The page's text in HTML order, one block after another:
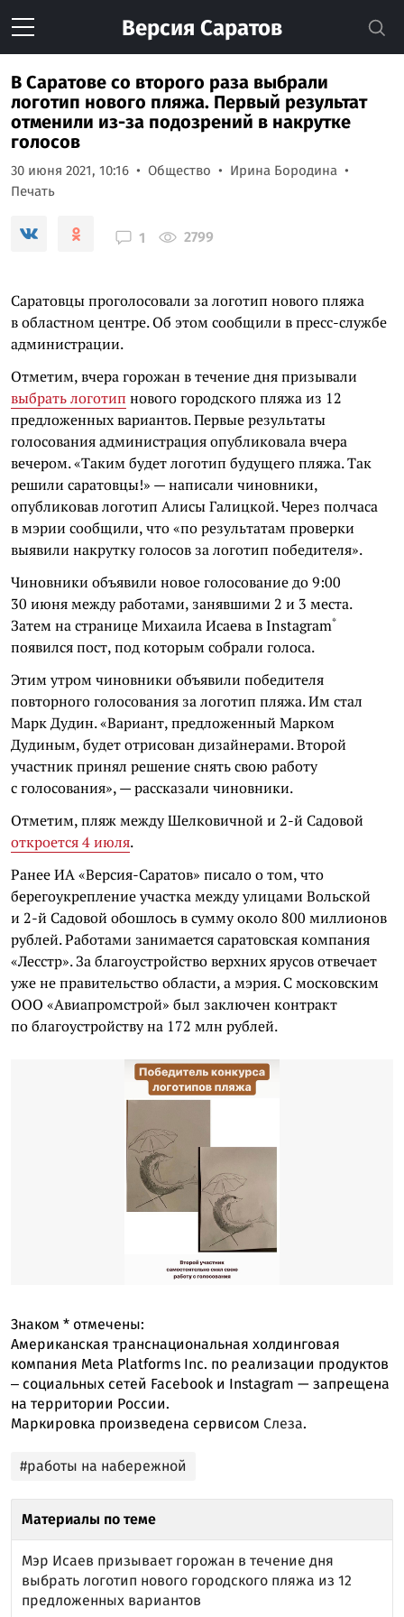
Версия Саратов
В Саратове со второго раза выбрали
логотип нового пляжа. Первый результат
отменили из-за подозрений в накрутке
голосов
30 июня 2021, 10:16 Общество
Ирина Бородина
Печать
1 2799
Саратовцы проголосовали за логотип нового пляжа
в областном центре. Об этом сообщили в пресс-службе
администрации.
Отметим, вчера горожан в течение дня призывали
выбрать логотип нового городского пляжа из 12
предложенных вариантов. Первые результаты
голосования администрация опубликовала вчера
вечером. «Таким будет логотип будущего пляжа. Так
решили саратовцы!» — написали чиновники,
опубликовав логотип Алисы Галицкой. Через полчаса
в мэрии сообщили, что «по результатам проверки
выявили накрутку голосов за логотип победителя».
Чиновники объявили новое голосование до 9:00
30 июня между работами, занявшими 2 и 3 места.
Затем на странице Михаила Исаева вInstagram*
появился пост, под которым собрали голоса.
Этим утром чиновники объявили победителя
повторного голосования за логотип пляжа. Им стал
Марк Дудин. «Вариант, предложенный Марком
Дудиным, будет отрисован дизайнерами. Второй
участник принял решение снять свою работу
с голосования», — рассказали чиновники.
Отметим, пляж между Шелковичной и 2-й Садовой
откроется 4 июля.
Ранее ИА «Версия-Саратов» писало о том, что
берегоукрепление участка между улицами Вольской
и 2-й Садовой обошлось в сумму около 800 миллионов
рублей. Работами занимается саратовская компания
«Лесстр». За благоустройство верхних ярусов отвечает
уже не правительство области, а мэрия. С московским
ООО «Авиапромстрой» был заключен контракт
по благоустройству на 172 млн рублей.
Знаком * отмечены:
Американская транснациональная холдинговая
компания Meta Platforms Inc. по реализации продуктов
‒ социальных сетей Facebook и Instagram — запрещена
на территории России.
Маркировка произведена сервисом Слеза.
#работы на набережной
Материалы по теме
Мэр Исаев призывает горожан в течение дня
выбрать логотип нового городского пляжа из 12
предложенных вариантов